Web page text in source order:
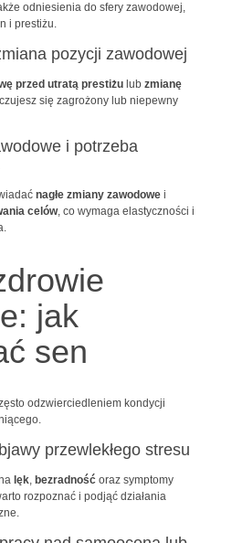
odniesienia do sfery zawodowej,
i prestiżu.
pozycji zawodowej
przed utratą prestiżulub zmianę
się zagrożony lub niepewny
i potrzeba
nagłe zmiany zawodowei
celów, co wymaga elastyczności i
jak
sen
odzwierciedleniem kondycji
przewlekłego stresu
lęk, bezradnośćoraz symptomy
rozpoznać i podjąć działania